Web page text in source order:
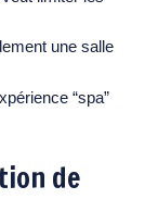
une salle
“spa”
de